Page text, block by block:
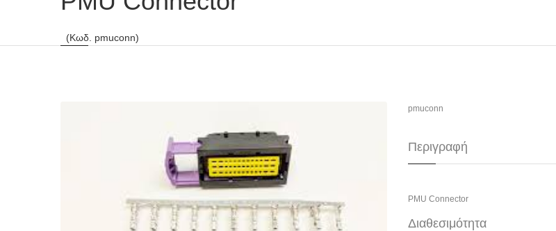
(Κωδ. pmuconn)
pmuconn
Περιγραφή
PMU Connector
Διαθεσιμότητα